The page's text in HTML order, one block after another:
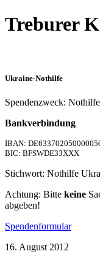
Treburer
Ukraine-Nothilfe
Spendenzweck:
Bankverbindung
IBAN:
BIC: BFSWDE33XXX
Stichwort: Nothilfe
Achtung: Bitte keine
abgeben!
Spendenformular
16. August 2012